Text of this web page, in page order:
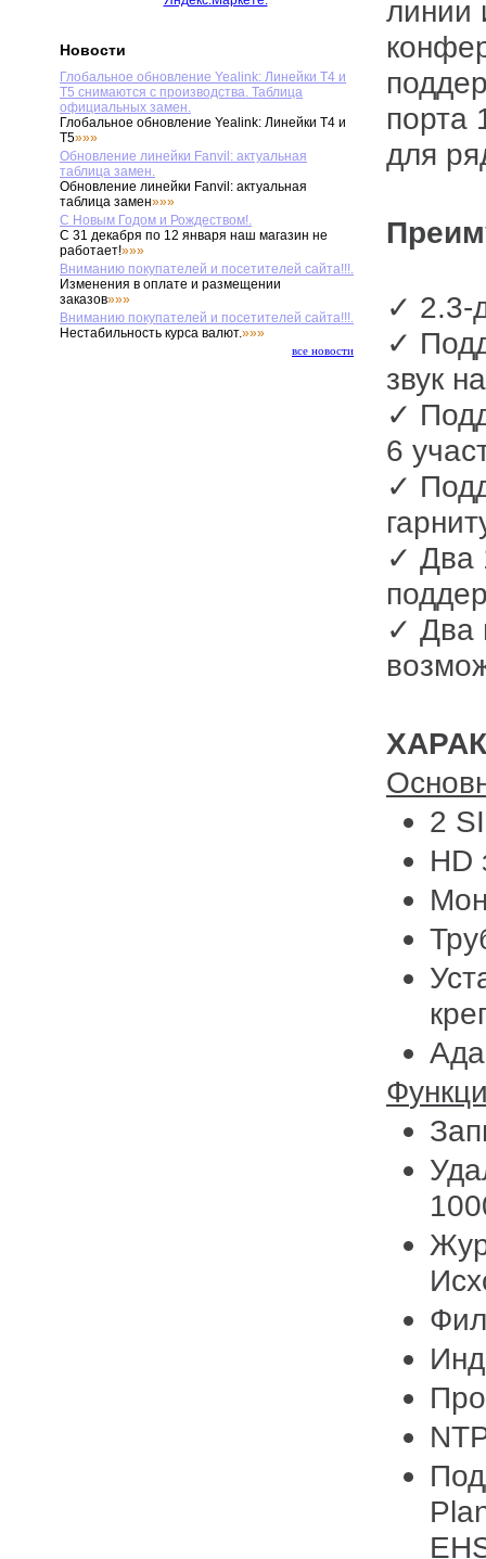
Новости
Глобальное обновление Yealink: Линейки T4 и
T5 снимаются с производства. Таблица
официальных замен.
Глобальное обновление Yealink: Линейки T4 и
T5»»»
Обновление линейки Fanvil: актуальная
таблица замен.
Обновление линейки Fanvil: актуальная
таблица замен»»»
С Новым Годом и Рождеством!.
С 31 декабря по 12 января наш магазин не
работает!»»»
Вниманию покупателей и посетителей сайта!!!.
Изменения в оплате и размещении
заказов»»»
Вниманию покупателей и посетителей сайта!!!.
Нестабильность курса валют.»»»
все новости
линии
порта
для
✓ 2.3-
✓
звук
✓
6
✓
✓ Два
✓ Два
2
HD